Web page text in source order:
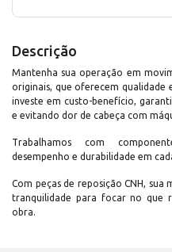
Descrição
Mantenha sua operação em
originais, que oferecem qualidade
investe em custo-benefício,
e evitando dor de cabeça com
Trabalhamos com
desempenho e durabilidade em
Com peças de reposição CNH,
tranquilidade para focar no que
obra.